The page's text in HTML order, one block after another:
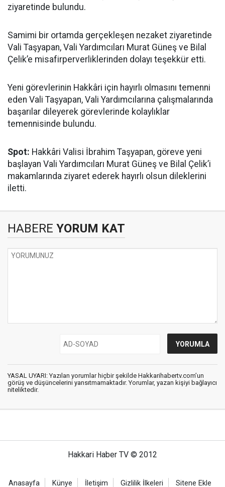
ziyaretinde bulundu.
Samimi bir ortamda gerçekleşen nezaket ziyaretinde
Vali Taşyapan, Vali Yardımcıları Murat Güneş ve Bilal
Çelik’e misafirperverliklerinden dolayı teşekkür etti.
Yeni görevlerinin Hakkâri için hayırlı olmasını temenni
eden Vali Taşyapan, Vali Yardımcılarına çalışmalarında
başarılar dileyerek görevlerinde kolaylıklar
temennisinde bulundu.
Spot: Hakkâri Valisi İbrahim Taşyapan, göreve yeni
başlayan Vali Yardımcıları Murat Güneş ve Bilal Çelik’i
makamlarında ziyaret ederek hayırlı olsun dileklerini
iletti.
HABERE YORUM KAT
YASAL UYARI: Yazılan yorumlar hiçbir şekilde Hakkarihabertv.com’un
görüş ve düşüncelerini yansıtmamaktadır. Yorumlar, yazan kişiyi bağlayıcı
niteliktedir.
Hakkari Haber TV © 2012
Anasayfa Künye İletişim Gizlilik İlkeleri Sitene Ekle